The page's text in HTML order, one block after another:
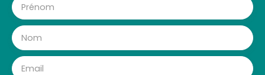
Prénom
Nom
Email